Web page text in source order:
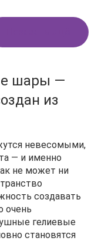
шары —
из
невесомыми,
— и именно
не может ни
создавать
очень
гелиевые
становятся